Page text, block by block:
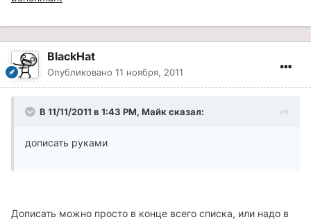
BlackHat
Опубликовано 11 ноября, 2011
В 11/11/2011 в 1:43 PM, Майк сказал:
дописать руками
Дописать можно просто в конце всего списка, или надо в